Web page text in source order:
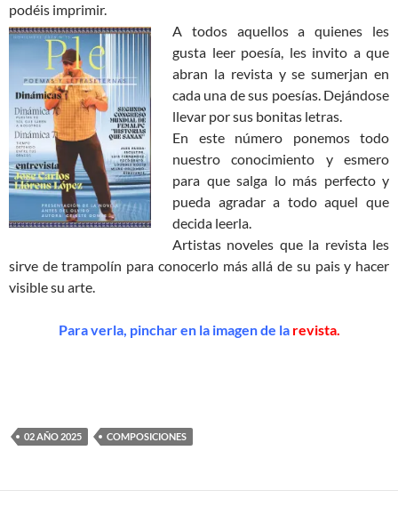
podéis imprimir.
A todos aquellos a quienes les
gusta leer poesía, les invito a que
abran la revista y se sumerjan en
cada una de sus poesías. Dejándose
llevar por sus bonitas letras.
En este número ponemos todo
nuestro conocimiento y esmero
para que salga lo más perfecto y
pueda agradar a todo aquel que
decida leerla.
Artistas noveles que la revista les
sirve de trampolín para conocerlo más allá de su pais y hacer
visible su arte.
Para verla, pinchar en la imagen de la revista.
02 AÑO 2025 COMPOSICIONES